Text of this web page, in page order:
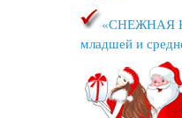
«СНЕЖНАЯ
младшей и